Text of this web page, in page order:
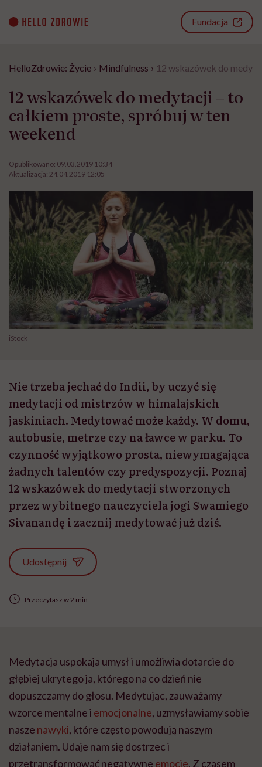
content
Fundacja
HelloZdrowie: Życie › Mindfulness › 12 wskazówek do
12 wskazówek do medytacji – to
całkiem proste, spróbuj w ten
weekend
Opublikowano: 09.03.2019 10:34
Aktualizacja: 24.04.2019 12:05
iStock
Nie trzeba jechać do Indii, by uczyć się
medytacji od mistrzów w himalajskich
jaskiniach. Medytować może każdy. W domu,
autobusie, metrze czy na ławce w parku. To
czynność wyjątkowo prosta, niewymagająca
żadnych talentów czy predyspozycji. Poznaj
12 wskazówek do medytacji stworzonych
przez wybitnego nauczyciela jogi Swamiego
Sivanandę i zacznij medytować już dziś.
Udostępnij
Przeczytasz w 2 min
Medytacja uspokaja umysł i umożliwia dotarcie do
głębiej ukrytego ja, którego na co dzień nie
dopuszczamy do głosu. Medytując, zauważamy
wzorce mentalne i emocjonalne, uzmysławiamy sobie
nasze nawyki, które często powodują naszym
działaniem. Udaje nam się dostrzec i
przetransformować negatywne emocje. Z czasem